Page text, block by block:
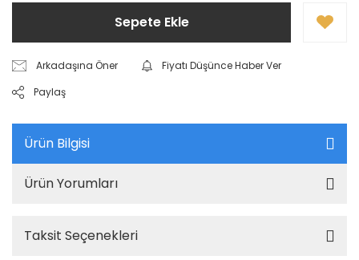
Sepete Ekle
Arkadaşına Öner
Fiyatı Düşünce Haber Ver
Paylaş
Ürün Bilgisi
Ürün Yorumları
Taksit Seçenekleri